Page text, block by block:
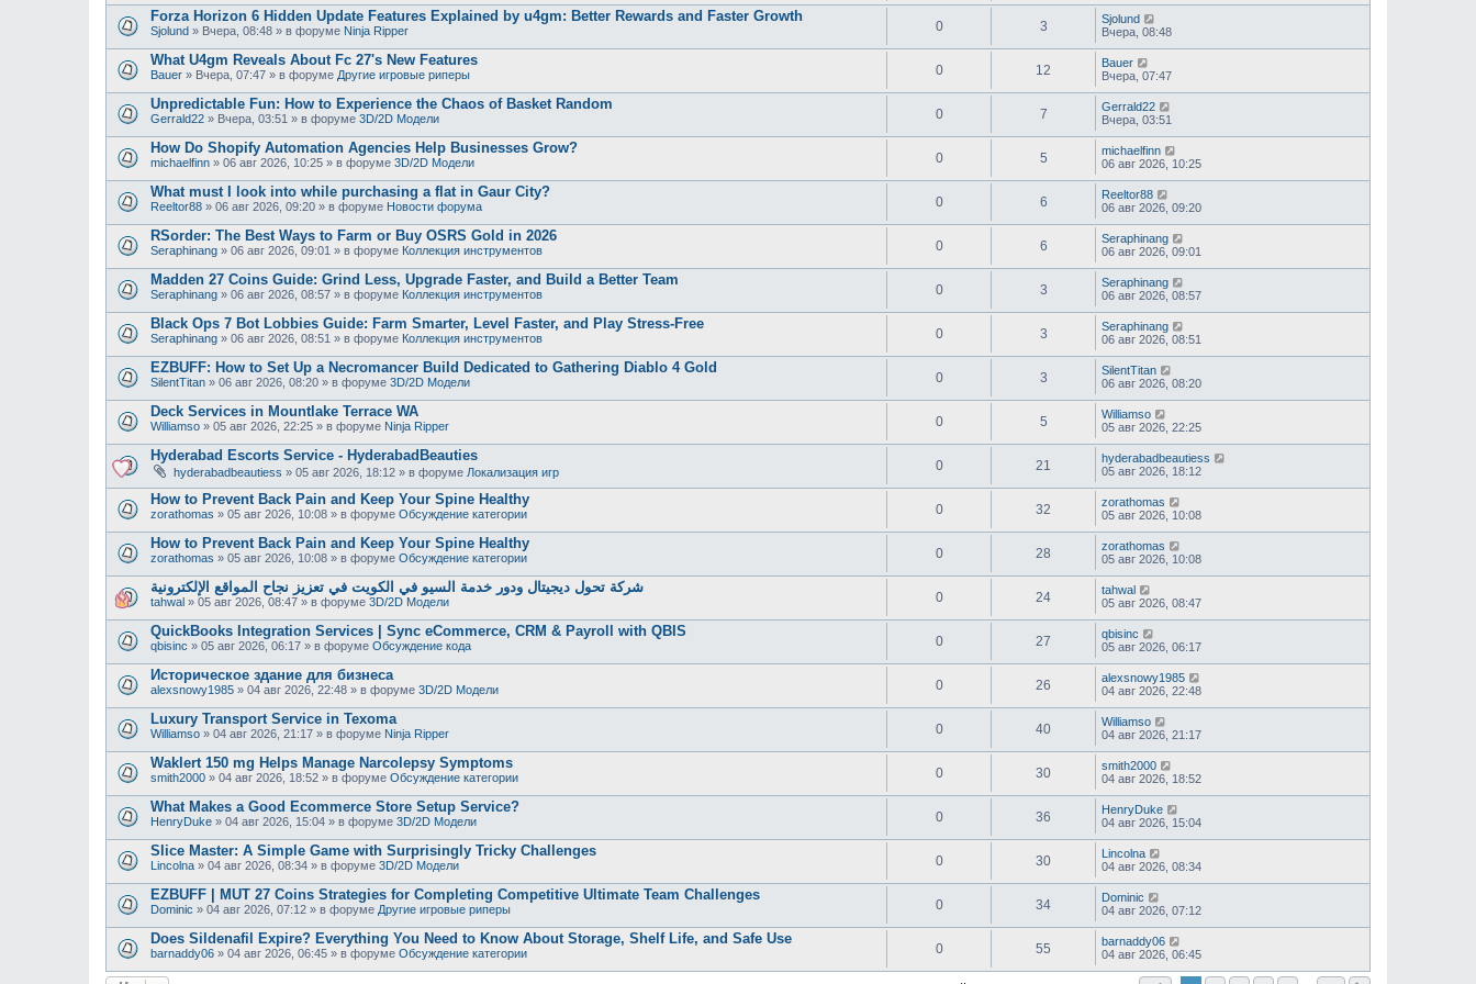
Forza Horizon 6 Hidden Update Features Explained by u4gm: Better Rewards and Faster Growth
Sjolund » Вчера, 08:48 » в форуме Ninja Ripper 0 3
Sjolund
Вчера, 08:48
What U4gm Reveals About Fc 27's New Features
Bauer » Вчера, 07:47 » в форуме Другие игровые риперы 0 12
Bauer
Вчера, 07:47
Unpredictable Fun: How to Experience the Chaos of Basket Random
Gerrald22 » Вчера, 03:51 » в форуме 3D/2D Модели 0 7
Gerrald22
Вчера, 03:51
How Do Shopify Automation Agencies Help Businesses Grow?
michaelfinn » 06 авг 2026, 10:25 » в форуме 3D/2D Модели 0 5
michaelfinn
06 авг 2026, 10:25
What must I look into while purchasing a flat in Gaur City?
Reeltor88 » 06 авг 2026, 09:20 » в форуме Новости форума 0 6
Reeltor88
06 авг 2026, 09:20
RSorder: The Best Ways to Farm or Buy OSRS Gold in 2026
Seraphinang » 06 авг 2026, 09:01 » в форуме Коллекция инструментов 0 6
Seraphinang
06 авг 2026, 09:01
Madden 27 Coins Guide: Grind Less, Upgrade Faster, and Build a Better Team
Seraphinang » 06 авг 2026, 08:57 » в форуме Коллекция инструментов 0 3
Seraphinang
06 авг 2026, 08:57
Black Ops 7 Bot Lobbies Guide: Farm Smarter, Level Faster, and Play Stress-Free
Seraphinang » 06 авг 2026, 08:51 » в форуме Коллекция инструментов 0 3
Seraphinang
06 авг 2026, 08:51
EZBUFF: How to Set Up a Necromancer Build Dedicated to Gathering Diablo 4 Gold
SilentTitan » 06 авг 2026, 08:20 » в форуме 3D/2D Модели 0 3
SilentTitan
06 авг 2026, 08:20
Deck Services in Mountlake Terrace WA
Williamso » 05 авг 2026, 22:25 » в форуме Ninja Ripper 0 5
Williamso
05 авг 2026, 22:25
Hyderabad Escorts Service - HyderabadBeauties
hyderabadbeautiess » 05 авг 2026, 18:12 » в форуме Локализация игр 0 21
hyderabadbeautiess
05 авг 2026, 18:12
How to Prevent Back Pain and Keep Your Spine Healthy
zorathomas » 05 авг 2026, 10:08 » в форуме Обсуждение категории 0 32
zorathomas
05 авг 2026, 10:08
How to Prevent Back Pain and Keep Your Spine Healthy
zorathomas » 05 авг 2026, 10:08 » в форуме Обсуждение категории 0 28
zorathomas
05 авг 2026, 10:08
شركة تحول ديجيتال ودور خدمة السيو في الكويت في تعزيز نجاح المواقع الإلكترونية
tahwal » 05 авг 2026, 08:47 » в форуме 3D/2D Модели 0 24
tahwal
05 авг 2026, 08:47
QuickBooks Integration Services | Sync eCommerce, CRM & Payroll with QBIS
qbisinc » 05 авг 2026, 06:17 » в форуме Обсуждение кода 0 27
qbisinc
05 авг 2026, 06:17
Историческое здание для бизнеса
alexsnowy1985 » 04 авг 2026, 22:48 » в форуме 3D/2D Модели 0 26
alexsnowy1985
04 авг 2026, 22:48
Luxury Transport Service in Texoma
Williamso » 04 авг 2026, 21:17 » в форуме Ninja Ripper 0 40
Williamso
04 авг 2026, 21:17
Waklert 150 mg Helps Manage Narcolepsy Symptoms
smith2000 » 04 авг 2026, 18:52 » в форуме Обсуждение категории 0 30
smith2000
04 авг 2026, 18:52
What Makes a Good Ecommerce Store Setup Service?
HenryDuke » 04 авг 2026, 15:04 » в форуме 3D/2D Модели 0 36
HenryDuke
04 авг 2026, 15:04
Slice Master: A Simple Game with Surprisingly Tricky Challenges
Lincolna » 04 авг 2026, 08:34 » в форуме 3D/2D Модели 0 30
Lincolna
04 авг 2026, 08:34
EZBUFF | MUT 27 Coins Strategies for Completing Competitive Ultimate Team Challenges
Dominic » 04 авг 2026, 07:12 » в форуме Другие игровые риперы 0 34
Dominic
04 авг 2026, 07:12
Does Sildenafil Expire? Everything You Need to Know About Storage, Shelf Life, and Safe Use
barnaddy06 » 04 авг 2026, 06:45 » в форуме Обсуждение категории 0 55
barnaddy06
04 авг 2026, 06:45